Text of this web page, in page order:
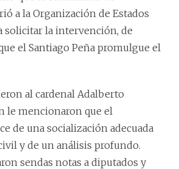
a la Organización de Estados
solicitar la intervención, de
el Santiago Peña promulgue el
al cardenal Adalberto
le mencionaron que el
de una socialización adecuada
y de un análisis profundo.
sendas notas a diputados y